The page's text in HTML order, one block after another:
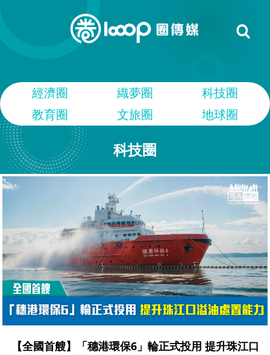
經濟圈 織夢圈
科技圈
教育圈
文旅圈 地球圈
科技圈
【全國首艘】「穗港環保6」輪正式投用 提升珠江口